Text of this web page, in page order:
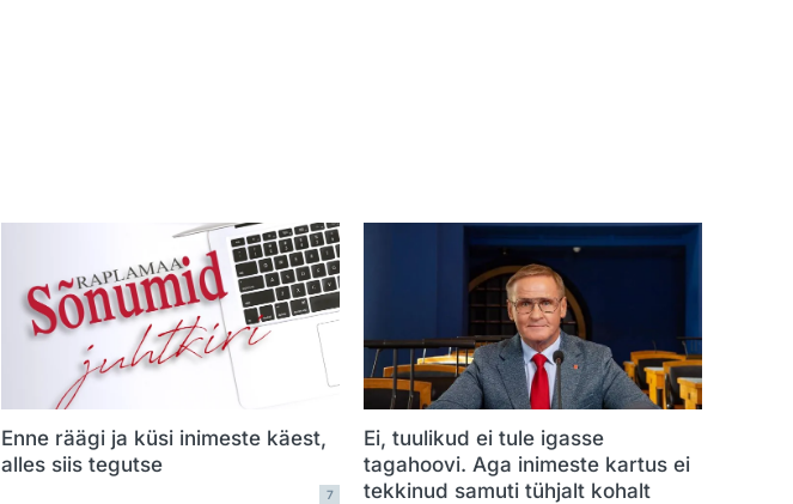
Enne räägi ja küsi inimeste käest,
alles siis tegutse
7
Ei, tuulikud ei tule igasse
tagahoovi. Aga inimeste kartus ei
tekkinud samuti tühjalt kohalt